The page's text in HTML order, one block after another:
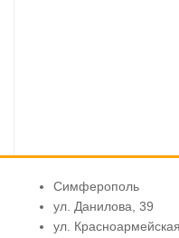
Симферополь
ул. Данилова, 39
ул.